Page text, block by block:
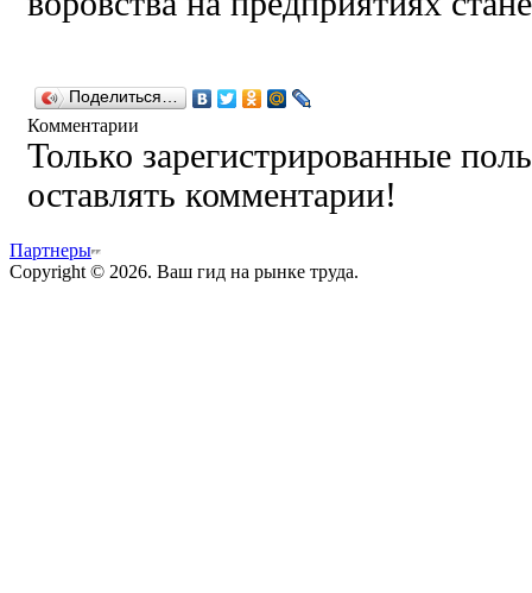
Поделиться…
Комментарии
Только зарегистрированные
оставлять комментарии!
Партнеры
Copyright © 2026. Ваш гид на рынке труда.